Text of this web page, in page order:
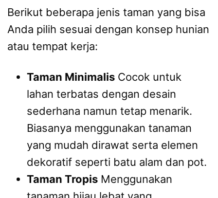
Berikut beberapa jenis taman yang bisa
Anda pilih sesuai dengan konsep hunian
atau tempat kerja:
Taman Minimalis Cocok untuk
lahan terbatas dengan desain
sederhana namun tetap menarik.
Biasanya menggunakan tanaman
yang mudah dirawat serta elemen
dekoratif seperti batu alam dan pot.
Taman Tropis Menggunakan